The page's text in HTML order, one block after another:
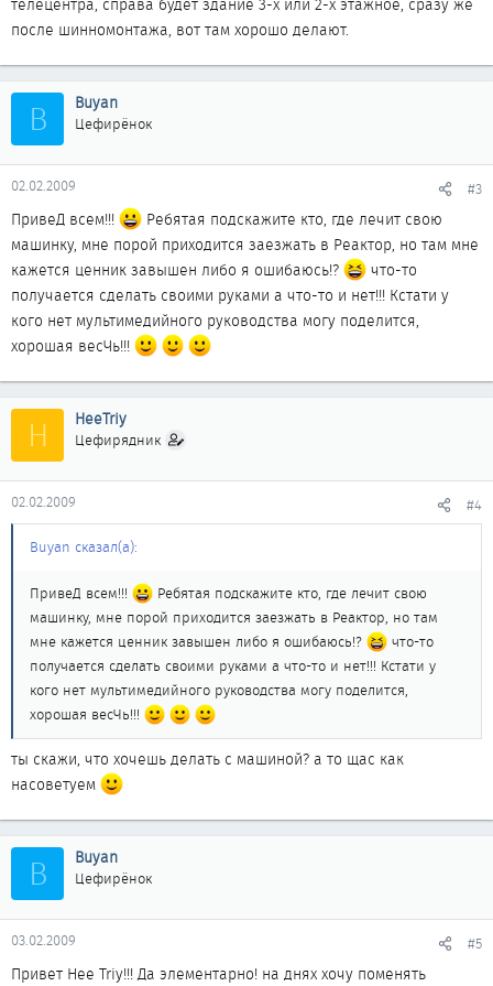
телецентра, справа будет здание 3-х или 2-х этажное, сразу же
после шинномонтажа, вот там хорошо делают.
B Buyan
Цефирёнок
02.02.2009 #3
ПривеД всем!!!
Ребятая подскажите кто, где лечит свою
машинку, мне порой приходится заезжать в Реактор, но там мне
кажется ценник завышен либо я ошибаюсь!?
что-то
получается сделать своими руками а что-то и нет!!! Кстати у
кого нет мультимедийного руководства могу поделится,
хорошая весЧь!!!
H HeeTriy
Цефирядник
02.02.2009 #4
Buyan сказал(а):
ПривеД всем!!!
Ребятая подскажите кто, где лечит свою
машинку, мне порой приходится заезжать в Реактор, но там
мне кажется ценник завышен либо я ошибаюсь!?
что-то
получается сделать своими руками а что-то и нет!!! Кстати у
кого нет мультимедийного руководства могу поделится,
хорошая весЧь!!!
ты скажи, что хочешь делать с машиной? а то щас как
насоветуем
B Buyan
Цефирёнок
03.02.2009 #5
Привет Hee Triy!!! Да элементарно! на днях хочу поменять